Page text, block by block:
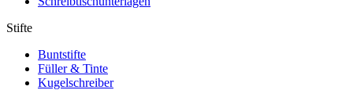
Stifte
Buntstifte
Füller & Tinte
Kugelschreiber